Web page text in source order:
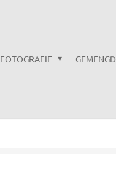
FOTOGRAFIE GEMENGD